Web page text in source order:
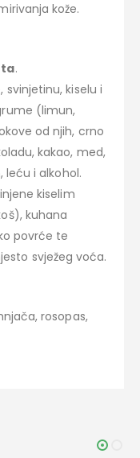
kože.
.
kiselu i
(limun,
od njih, crno
kakao, med,
leću i alkohol.
kiselim
kuhana
povrće te
svježeg voća.
rosopas,